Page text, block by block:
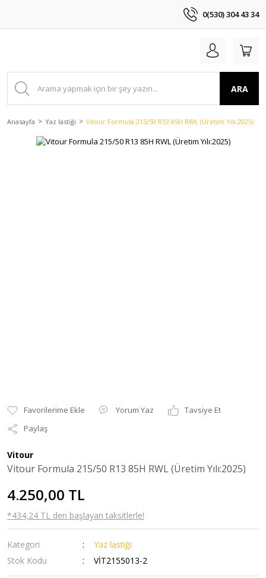
0(530) 304 43 34
ARA
Anasayfa Yaz lastiği Vitour Formula 215/50 R13 85H RWL (Üretim Yılı:2025)
Yorum Yaz
Tavsiye Et
Paylaş
Vitour
Vitour Formula 215/50 R13 85H RWL (Üretim Yılı:2025)
4.250,00 TL
*434,24 TL den başlayan taksitlerle!
Kategori
Yaz lastiği
Stok Kodu
VİT2155013-2